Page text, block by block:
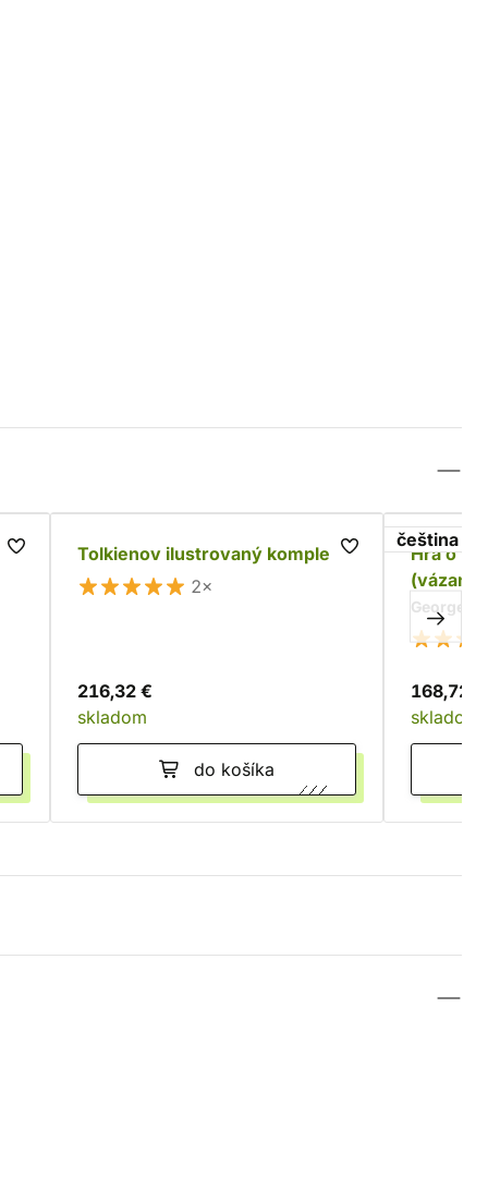
Tolkienov ilustrovaný komplet
2×
216,32 €
skladom
do košíka
čeština
Hra o
(vázané)
George
168,72 €
skladom